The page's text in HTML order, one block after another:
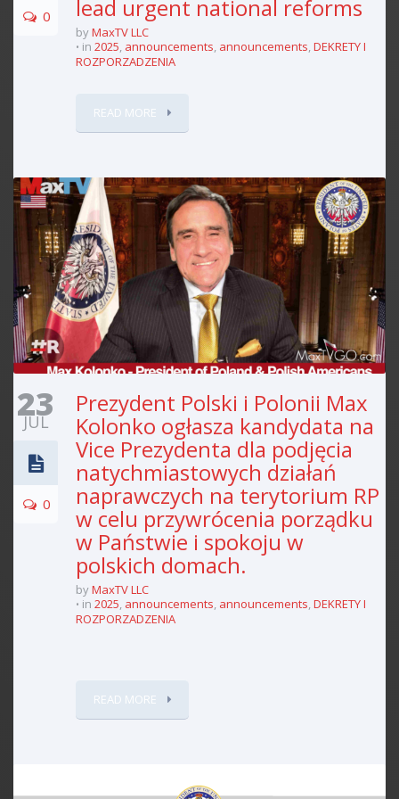
0 lead urgent national reforms
byMaxTV LLC
in 2025, announcements, announcements,DEKRETY I
ROZPORZADZENIA
READ MORE
23
JUL
0
Prezydent Polski i Polonii Max
Kolonko ogłasza kandydata na
Vice Prezydenta dla podjęcia
natychmiastowych działań
naprawczych na terytorium RP
w celu przywrócenia porządku
w Państwie i spokoju w
polskich domach.
byMaxTV LLC
in 2025, announcements, announcements,DEKRETY I
ROZPORZADZENIA
READ MORE